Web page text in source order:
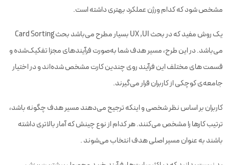
مشخص شود که کدام ورژن عملکرد بهتری داشته است.
یک روش مفید که در بحث UX ,UI بسیار مطرح می‌باشد بحث Card Sorting
می‌باشد. در این طرح، مسیر هدف شما به‌صورت فرآیندهای مجزا تفکیک‌شده و
قسمت های مختلف این فرآیند روی چندین کارت مشخص شده‌اند و در اختیار
جامعه‌ی کوچکی از کاربران قرار می‌گیرند.
کاربران بر اساس نظر شخصی و اینکه ترجیح می‌دهند مسیر هدف چگونه باشد،
ترتیب کارها را مشخص می‌کنند. هر کدام از نوع چینش که آمار بالاتری داشته
باشند به عنوان مسیر اصلی هدف انتخاب می‌شوند .